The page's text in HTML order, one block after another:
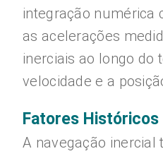
integração numérica
as acelerações
inerciais ao longo do
velocidade e a
Fatores Históricos
A navegação inercial